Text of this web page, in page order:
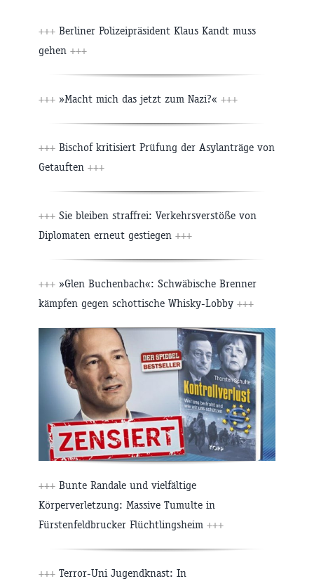
+++ Berliner Polizeipräsident Klaus Kandt muss
gehen +++
+++ »Macht mich das jetzt zum Nazi?« +++
+++ Bischof kritisiert Prüfung der Asylanträge von
Getauften +++
+++ Sie bleiben straffrei: Verkehrsverstöße von
Diplomaten erneut gestiegen +++
+++ »Glen Buchenbach«: Schwäbische Brenner
kämpfen gegen schottische Whisky-Lobby +++
+++ Bunte Randale und vielfältige
Körperverletzung: Massive Tumulte in
Fürstenfeldbrucker Flüchtlingsheim +++
+++ Terror-Uni Jugendknast: In